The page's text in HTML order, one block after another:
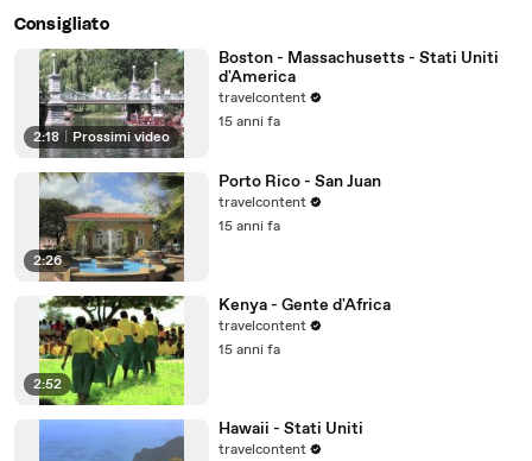
Consigliato
2:18 Prossimi video
Boston - Massachusetts - Stati Uniti
d'America
travelcontent
15 anni fa
2:26
Porto Rico - San Juan
travelcontent
15 anni fa
2:52
Kenya - Gente d'Africa
travelcontent
15 anni fa
Hawaii - Stati Uniti
travelcontent